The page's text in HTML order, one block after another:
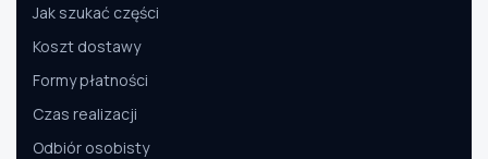
Jak szukać części
Koszt dostawy
Formy płatności
Czas realizacji
Odbiór osobisty